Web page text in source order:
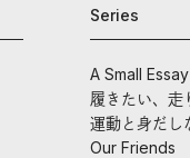
Series
A Small Essay
履きたい、走
運動と身だし
Our Friends